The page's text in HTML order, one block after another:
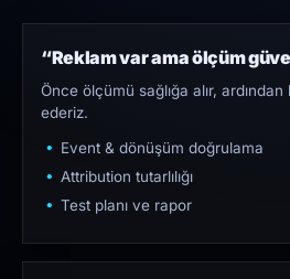
“Reklam var ama ölçüm
Önce ölçümü sağlığa alır,
ederiz.
Event & dönüşüm doğrulama
Attribution tutarlılığı
Test planı ve rapor